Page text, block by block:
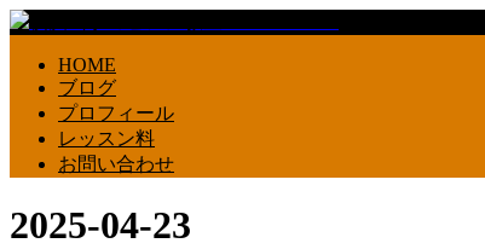
HOME
ブログ
プロフィール
レッスン料
お問い合わせ
2025-04-23